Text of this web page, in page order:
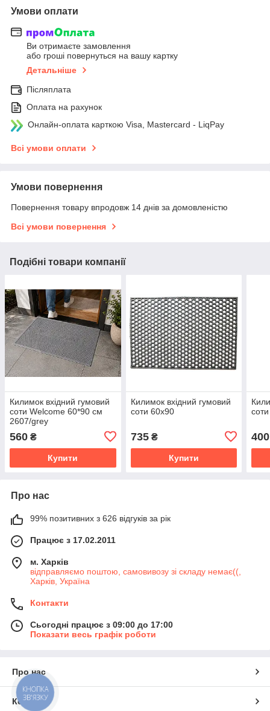
Умови оплати
Ви отримаєте замовлення
або гроші повернуться на вашу картку
Детальніше
Післяплата
Оплата на рахунок
Онлайн-оплата карткою Visa, Mastercard - LiqPay
Всі умови оплати
Умови повернення
Повернення товару впродовж 14 днів за домовленістю
Всі умови повернення
Подібні товари компанії
Килимок вхідний гумовий
соти Welcome 60*90 см
2607/grey
560 ₴
Купити
Килимок вхідний гумовий
соти 60x90
735₴
Купити
400
Про нас
99% позитивних з 626 відгуків за рік
Працює з 17.02.2011
м. Харків
відправляємо поштою, самовивозу зі складу немає((,
Харків, Україна
Контакти
Сьогодні працює з 09:00 до 17:00
Показати весь графік роботи
Про нас
Контакти
КНОПКА
ЗВ'ЯЗКУ